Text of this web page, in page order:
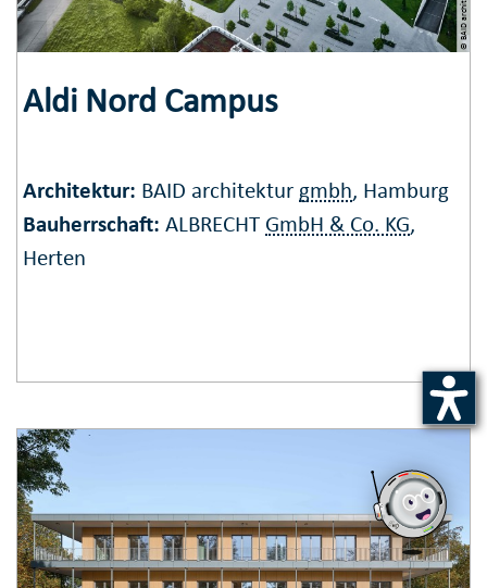
Aldi Nord Campus
Architektur: BAID architekturgmbh, Hamburg
Bauherrschaft: ALBRECHT GmbH & Co. KG,
Herten